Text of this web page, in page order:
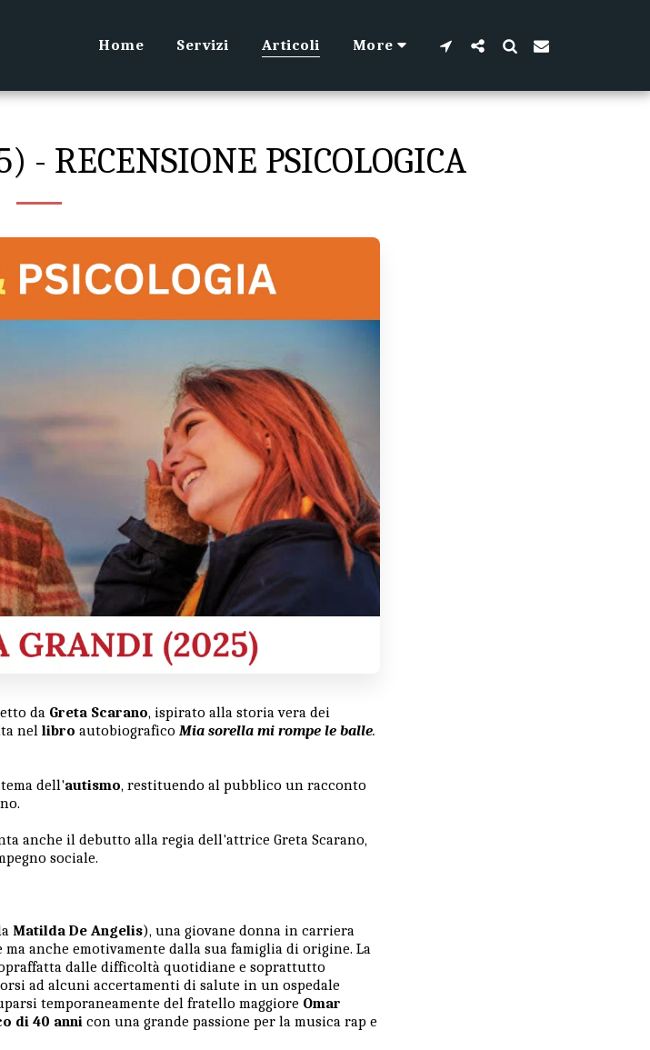
Home Servizi Articoli More
- RECENSIONE PSICOLOGICA
da Greta Scarano, ispirato alla storia vera dei
nel libro autobiografico Mia sorella mi rompe le balle.
dell'autismo, restituendo al pubblico un racconto
anche il debutto alla regia dell'attrice Greta Scarano,
sociale.
Matilda De Angelis), una giovane donna in carriera
anche emotivamente dalla sua famiglia di origine. La
dalle difficoltà quotidiane e soprattutto
ad alcuni accertamenti di salute in un ospedale
temporaneamente del fratello maggiore Omar
di 40 anni con una grande passione per la musica rap e